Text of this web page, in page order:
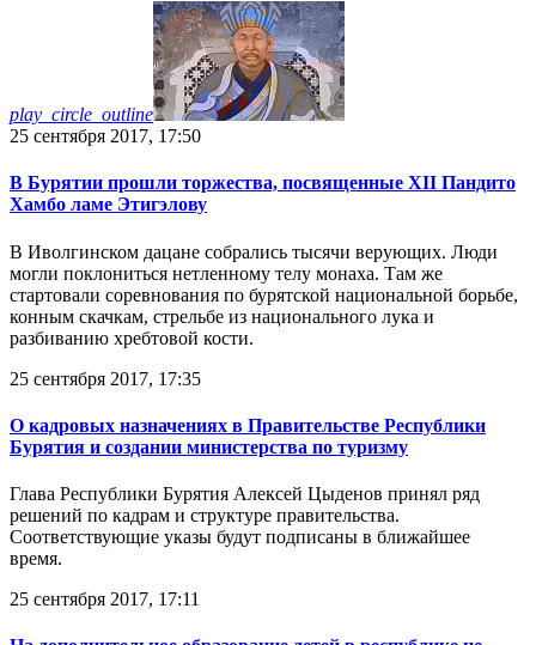
play_circle_outline
25 сентября 2017, 17:50
В Бурятии прошли торжества, посвященные XII Пандито
Хамбо ламе Этигэлову
В Иволгинском дацане собрались тысячи верующих. Люди
могли поклониться нетленному телу монаха. Там же
стартовали соревнования по бурятской национальной борьбе,
конным скачкам, стрельбе из национального лука и
разбиванию хребтовой кости.
25 сентября 2017, 17:35
О кадровых назначениях в Правительстве Республики
Бурятия и создании министерства по туризму
Глава Республики Бурятия Алексей Цыденов принял ряд
решений по кадрам и структуре правительства.
Соответствующие указы будут подписаны в ближайшее
время.
25 сентября 2017, 17:11